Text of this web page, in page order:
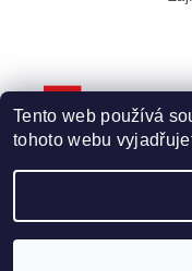
2026 © Wineme.cz, všechna
Tento web používá
tohoto webu